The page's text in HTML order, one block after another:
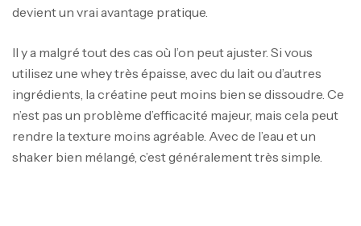
devient un vrai avantage pratique.
Il y a malgré tout des cas où l’on peut ajuster. Si vous
utilisez une whey très épaisse, avec du lait ou d’autres
ingrédients, la créatine peut moins bien se dissoudre. Ce
n’est pas un problème d’efficacité majeur, mais cela peut
rendre la texture moins agréable. Avec de l’eau et un
shaker bien mélangé, c’est généralement très simple.